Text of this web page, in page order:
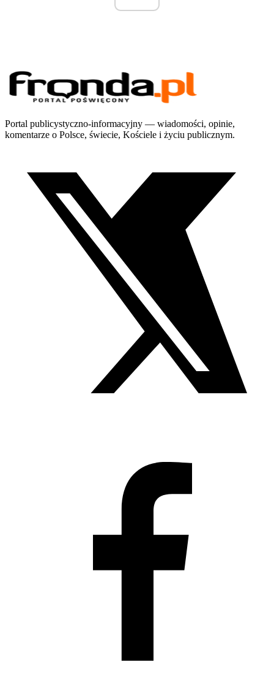
Portal publicystyczno-informacyjny — wiadomości, opinie,
komentarze o Polsce, świecie, Kościele i życiu publicznym.